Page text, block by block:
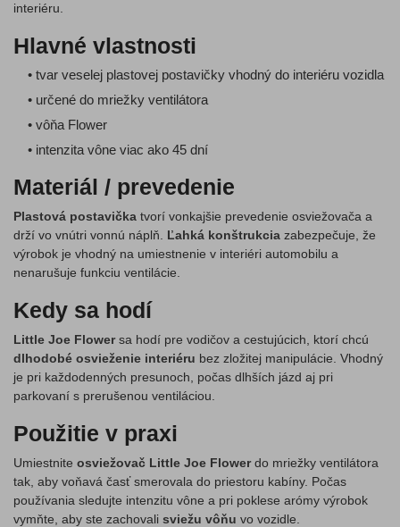
interiéru.
Hlavné vlastnosti
• tvar veselej plastovej postavičky vhodný do interiéru vozidla
• určené do mriežky ventilátora
• vôňa Flower
• intenzita vône viac ako 45 dní
Materiál / prevedenie
Plastová postavička tvorí vonkajšie prevedenie osviežovača a
drží vo vnútri vonnú náplň. Ľahká konštrukcia zabezpečuje, že
výrobok je vhodný na umiestnenie v interiéri automobilu a
nenarušuje funkciu ventilácie.
Kedy sa hodí
Little Joe Flowersa hodí pre vodičov a cestujúcich, ktorí chcú
dlhodobé osvieženie interiéru bez zložitej manipulácie. Vhodný
je pri každodenných presunoch, počas dlhších jázd aj pri
parkovaní s prerušenou ventiláciou.
Použitie v praxi
Umiestnite osviežovač Little Joe Flowerdo mriežky ventilátora
tak, aby voňavá časť smerovala do priestoru kabíny. Počas
používania sledujte intenzitu vône a pri poklese arómy výrobok
vymňte, aby ste zachovali sviežu vôňu vo vozidle.